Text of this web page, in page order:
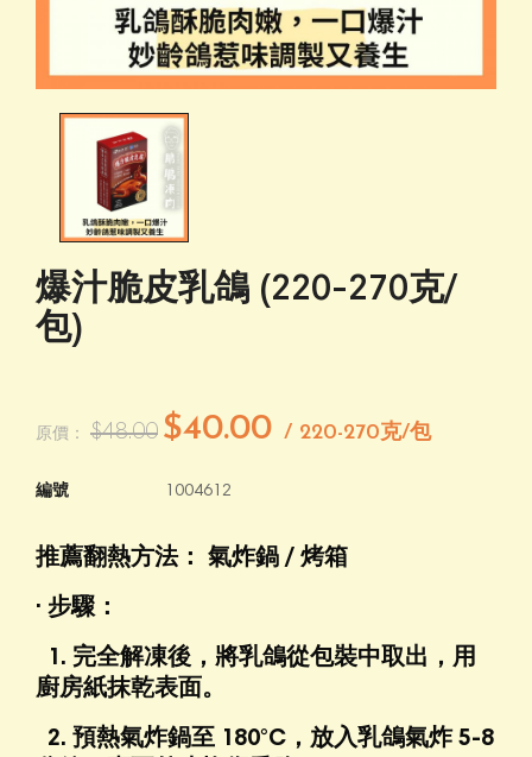
爆汁脆皮乳鴿 (220-270克/
包)
原價： $48.00 $40.00 / 220-270克/包
編號 1004612
推薦翻熱方法： 氣炸鍋 / 烤箱
· 步驟：
1. 完全解凍後，將乳鴿從包裝中取出，用
廚房紙抹乾表面。
2. 預熱氣炸鍋至 180°C，放入乳鴿氣炸 5-8